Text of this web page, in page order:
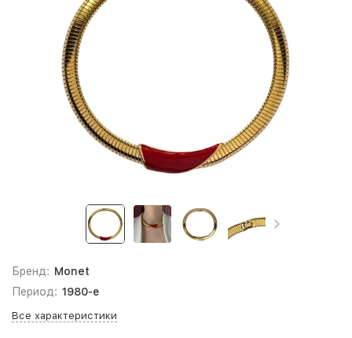
Бренд: Monet
Период: 1980-е
Все характеристики